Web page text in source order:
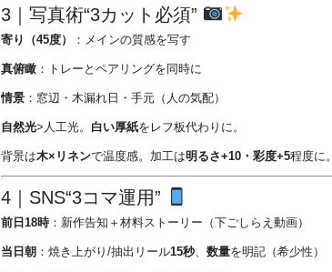
3｜写真術“3カット必須”
寄り（45度） ：メインの質感を写す
真俯瞰 ：トレーとペアリングを同時に
情景 ：窓辺・木漏れ日・手元（人の気配）
自然光>人工光。 白い厚紙をレフ板代わりに。
背景は木×リネンで温度感。加工は明るさ+10・彩度+5程度に。
4｜SNS“3コマ運用”
前日18時 ：新作告知＋材料ストーリー（下ごしらえ動画）
当日朝 ：焼き上がり/抽出リール15秒、 数量を明記（希少性）